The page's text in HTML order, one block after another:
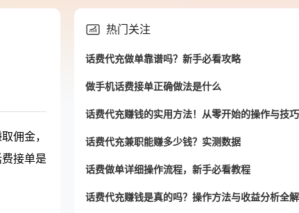
佣金，
接单是
热门关注
话费代充做单靠谱吗？新手必看攻略
做手机话费接单正确做法是什么
话费代充赚钱的实用方法！从零开始的操作与技
话费代充兼职能赚多少钱？实测数据
话费做单详细操作流程，新手必看教程
话费代充赚钱是真的吗？操作方法与收益分析全